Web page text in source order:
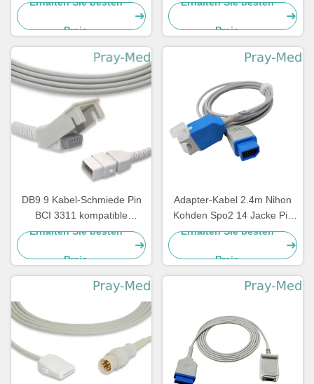
Erhalten Sie besten
Preis
Erhalten Sie besten
Preis
DB9 9 Kabel-Schmiede Pin
BCI 3311 kompatible
Erweiterungs-Spo2
Erhalten Sie besten
Preis
Adapter-Kabel 2.4m Nihon
Kohden Spo2 14 Jacke Pin
JL-900P TPU
Erhalten Sie besten
Preis